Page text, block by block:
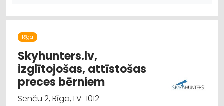
Rīga
Skyhunters.lv,
izglītojošas, attīstošas
preces bērniem
Senču 2, Rīga, LV-1012